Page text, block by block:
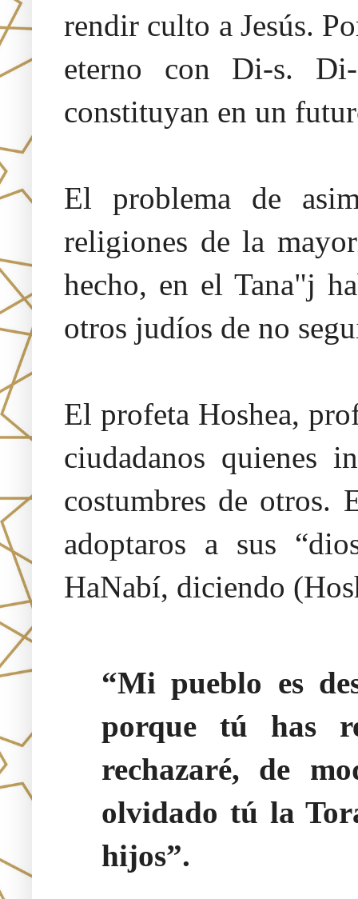
rendir culto a Jesús.
eterno con Di-s.
constituyan en un
El problema de
religiones de la
hecho, en el Tana"j
otros judíos de no
El profeta Hoshea,
ciudadanos quienes
costumbres de otros.
adoptaros a sus
HaNabí, diciendo
“Mi pueblo es
porque tú has
rechazaré, de
olvidado tú la
hijos”.